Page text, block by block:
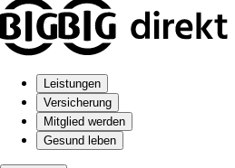
Leistungen
Versicherung
Mitglied werden
Gesund leben